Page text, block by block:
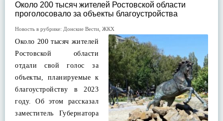
Около 200 тысяч жителей Ростовской области
проголосовало за объекты благоустройства
Новость в рубрике: Донские Вести ЖКХ
Около 200 тысяч жителей
Ростовской области
отдали свой голос за
объекты, планируемые к
благоустройству в 2023
году. Об этом рассказал
заместитель Губернатора